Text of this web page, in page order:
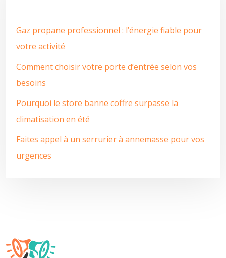
Gaz propane professionnel : l’énergie fiable pour
votre activité
Comment choisir votre porte d’entrée selon vos
besoins
Pourquoi le store banne coffre surpasse la
climatisation en été
Faites appel à un serrurier à annemasse pour vos
urgences